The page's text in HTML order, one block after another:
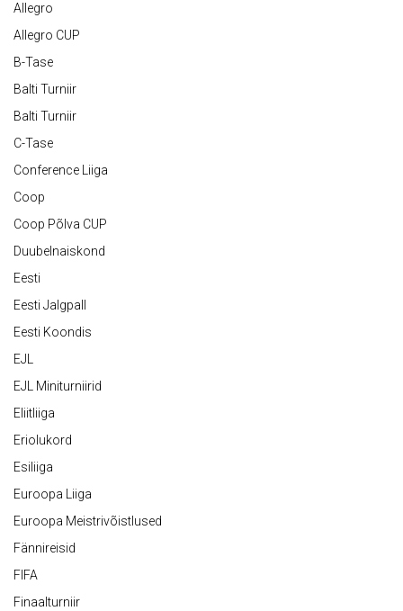
Allegro
Allegro CUP
B-Tase
Balti Turniir
Balti Turniir
C-Tase
Conference Liiga
Coop
Coop Põlva CUP
Duubelnaiskond
Eesti
Eesti Jalgpall
Eesti Koondis
EJL
EJL Miniturniirid
Eliitliiga
Eriolukord
Esiliiga
Euroopa Liiga
Euroopa Meistrivõistlused
Fännireisid
FIFA
Finaalturniir